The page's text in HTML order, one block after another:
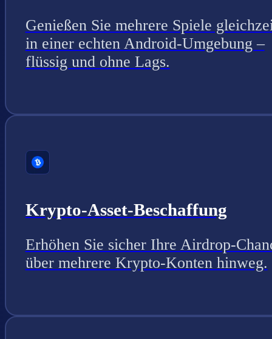
Genießen Sie mehrere Spiele
in einer echten Android-Umgebung –
flüssig und ohne Lags.
Krypto-Asset-Beschaffung
Erhöhen Sie sicher Ihre Airdrop-
über mehrere Krypto-Konten hinweg.